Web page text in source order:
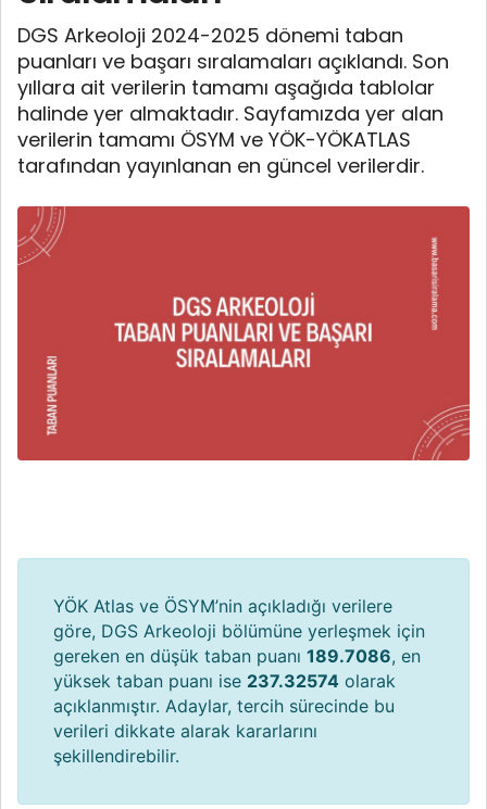
DGS Arkeoloji 2024-2025 dönemi taban
puanları ve başarı sıralamaları açıklandı. Son
yıllara ait verilerin tamamı aşağıda tablolar
halinde yer almaktadır. Sayfamızda yer alan
verilerin tamamı ÖSYM ve YÖK-YÖKATLAS
tarafından yayınlanan en güncel verilerdir.
YÖK Atlas ve ÖSYM’nin açıkladığı verilere
göre, DGS Arkeoloji bölümüne yerleşmek için
gereken en düşük taban puanı 189.7086, en
yüksek taban puanı ise 237.32574 olarak
açıklanmıştır. Adaylar, tercih sürecinde bu
verileri dikkate alarak kararlarını
şekillendirebilir.